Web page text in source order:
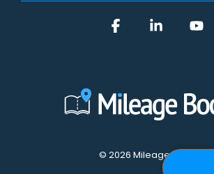
© 2026 Mileage Book A/S
FacebookLinkedin